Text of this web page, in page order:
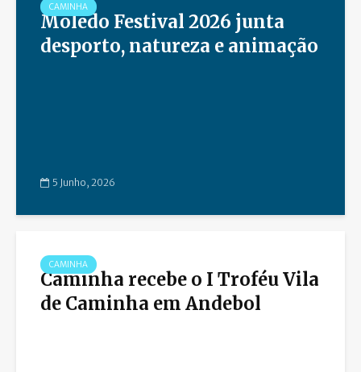
CAMINHA
Moledo Festival 2026 junta
desporto, natureza e animação
5 Junho, 2026
CAMINHA
Caminha recebe o I Troféu Vila
de Caminha em Andebol